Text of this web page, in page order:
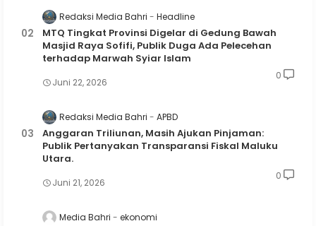
Redaksi Media Bahri Headline
MTQ Tingkat Provinsi Digelar di Gedung Bawah
Masjid Raya Sofifi, Publik Duga Ada Pelecehan
terhadap Marwah Syiar Islam
Juni 22, 2026
0
Redaksi Media Bahri APBD
Anggaran Triliunan, Masih Ajukan Pinjaman:
Publik Pertanyakan Transparansi Fiskal Maluku
Utara.
Juni 21, 2026
0
Media Bahri ekonomi